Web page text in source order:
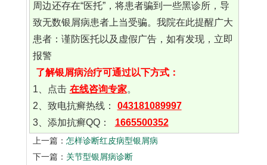
周边还存在“医托”，将患者骗到一些黑诊所，导
致无数银屑病患者上当受骗。我院在此提醒广大
患者：谨防医托以及虚假广告，如有发现，立即
报警
了解银屑病治疗可通过以下方式：
1、点击 在线咨询专家。
2、致电抗癣热线：
043181089997
3、添加抗癣QQ：
1665500352
上一篇： 怎样诊断红皮病型银屑病
下一篇： 关节型银屑病诊断